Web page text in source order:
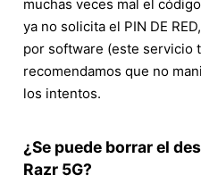
muchas veces mal el
ya no solicita el PIN DE
por software (este servicio
recomendamos que no
los intentos.
¿Se puede borrar el
Razr 5G?